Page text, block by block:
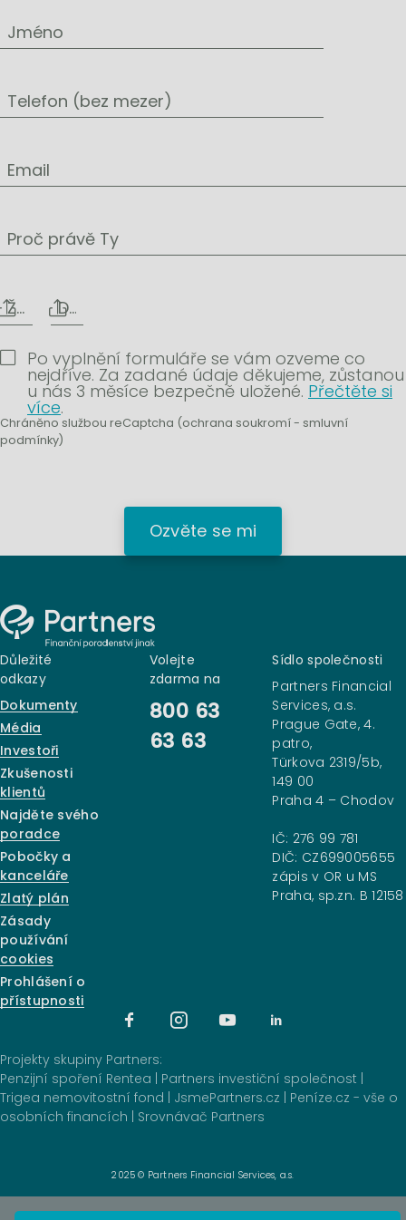
Jméno
Telefon (bez mezer)
Email
Proč právě Ty
Životopis Další přílohy
Po vyplnění formuláře se vám ozveme co
nejdříve. Za zadané údaje děkujeme, zůstanou
u nás 3 měsíce bezpečně uložené. Přečtěte si
více.
Chráněno službou reCaptcha (ochrana soukromí- smluvní
podmínky)
Ozvěte se mi
Důležité
odkazy
Dokumenty
Média
Investoři
Zkušenosti
klientů
Najděte svého
poradce
Pobočky a
kanceláře
Zlatý plán
Zásady
používání
cookies
Prohlášení o
přístupnosti
Volejte
zdarma na
800 63
63 63
Sídlo společnosti
Partners Financial
Services, a.s.
Prague Gate, 4.
patro,
Türkova 2319/5b,
149 00
Praha 4 – Chodov
IČ: 276 99 781
DIČ: CZ699005655
zápis v OR u MS
Praha, sp.zn. B 12158
Projekty skupiny Partners:
Penzijní spoření Rentea
Partners investiční společnost
Trigea nemovitostní fond
JsmePartners.cz
Peníze.cz - vše o
osobních financích
Srovnávač Partners
2025 © Partners Financial Services, a.s.